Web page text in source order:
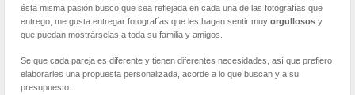
ésta misma pasión busco que sea reflejada en cada una de las fotografías que
entrego, me gusta entregar fotografías que les hagan sentir muy orgullosos y
que puedan mostrárselas a toda su familia y amigos.
Se que cada pareja es diferente y tienen diferentes necesidades, así que prefiero
elaborarles una propuesta personalizada, acorde a lo que buscan y a su
presupuesto.